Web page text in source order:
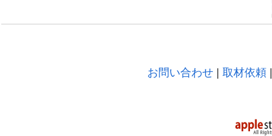
お問い合わせ| 取材依頼|